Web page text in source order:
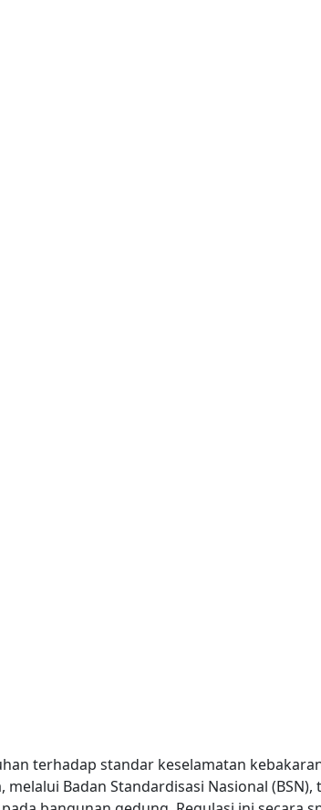
terhadap standar keselamatan
Badan Standardisasi Nasional (BSN),